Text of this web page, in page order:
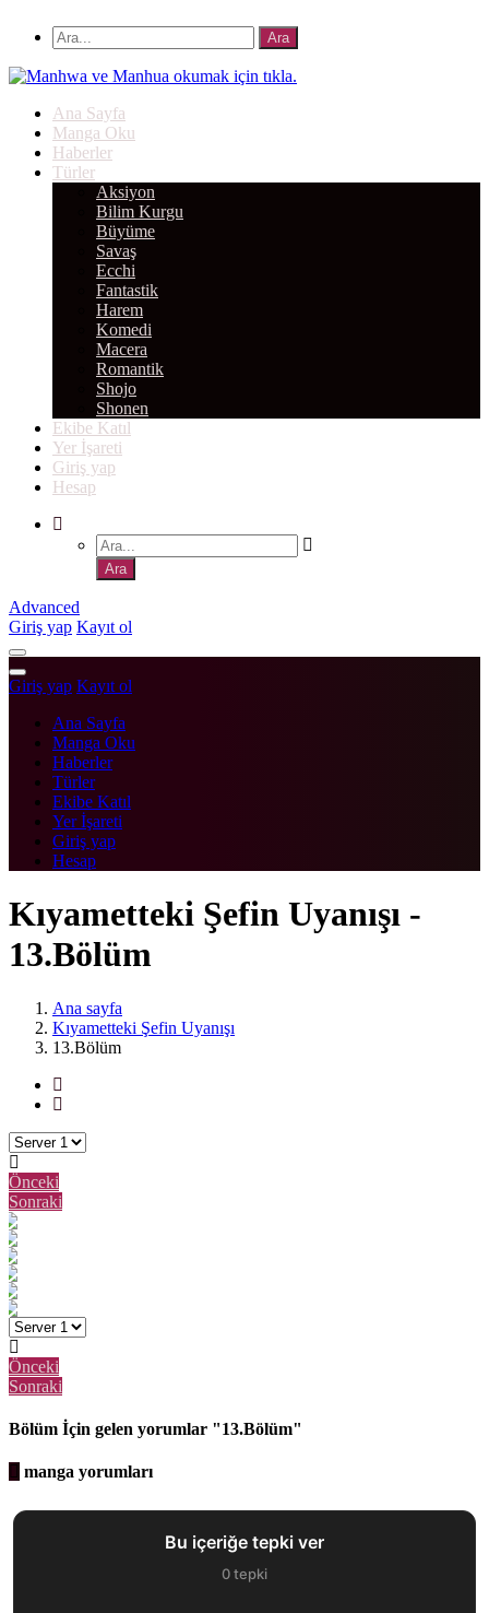
Ana Sayfa
Manga Oku
Haberler
Türler
Aksiyon
Bilim Kurgu
Büyüme
Savaş
Ecchi
Fantastik
Harem
Komedi
Macera
Romantik
Shojo
Shonen
Ekibe Katıl
Yer İşareti
Giriş yap
Hesap
Advanced
Giriş yap Kayıt ol
Giriş yap Kayıt ol
Ana Sayfa
Manga Oku
Haberler
Türler
Ekibe Katıl
Yer İşareti
Giriş yap
Hesap
Kıyametteki Şefin Uyanışı -
13.Bölüm
Ana sayfa
Kıyametteki Şefin Uyanışı
13.Bölüm
Önceki
Sonraki
Önceki
Sonraki
Bölüm İçin gelen yorumlar "13.Bölüm"
manga yorumları
Bu içeriğe tepki ver
0tepki